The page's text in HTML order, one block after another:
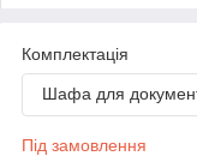
Комплектація
Шафа для
Під замовлення